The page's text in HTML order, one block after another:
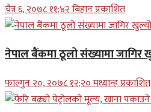
चैत्र ६, २०७८ ११;४२ बिहान प्रकाशित
नेपाल बैंकमा ठूलो संख्यामा जागिर
फाल्गुन २०, २०७८ १२;२० मध्यान्ह प्रकाशित